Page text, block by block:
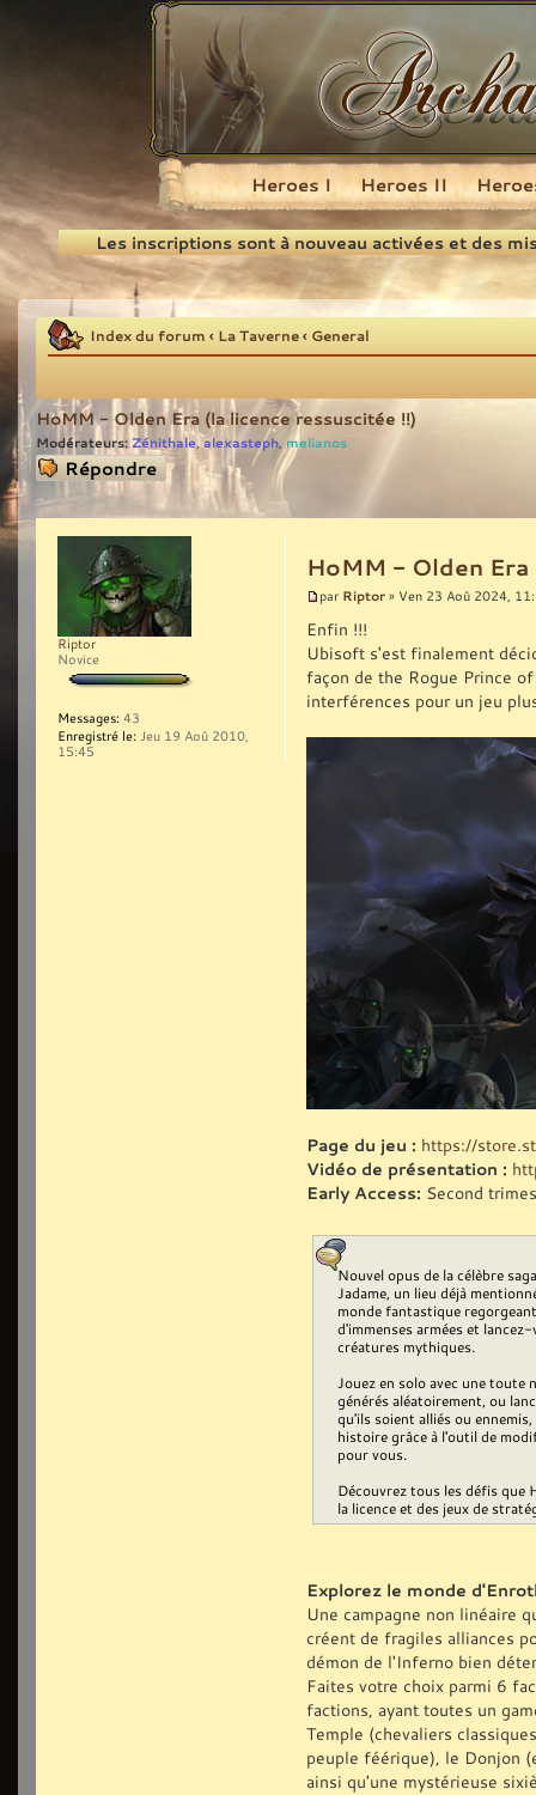
Recherche
Heroes I Heroes II
Les inscriptions sont à nouveau activées et des
Index du forum ‹ La Taverne‹ General
HoMM - Olden Era (la licence ressuscitée !!)
Modérateurs: Zénithale,alexasteph, melianos
Répondre
HoMM - Olden
par Riptor » Ven 23 Aoû 2024,
Enfin !!!
Ubisoft s'est finalement
façon de the Rogue Prince
interférences pour un jeu
Page du jeu : https://
Vidéo de présentation :
Early Access: Second
Nouvel opus de la célèbre
Jadame, un lieu déjà
monde fantastique
d'immenses armées et
créatures mythiques.
Jouez en solo avec une toute
générés aléatoirement, ou
qu'ils soient alliés ou
histoire grâce à l'outil de
pour vous.
Découvrez tous les défis que
la licence et des jeux de
Explorez le monde
Une campagne non linéaire
créent de fragiles alliances
démon de l'Inferno bien
Faites votre choix parmi 6
factions, ayant toutes un
Temple (chevaliers
peuple féérique), le Donjon
ainsi qu'une mystérieuse
Riptor
Novice
Messages: 43
Enregistré le: Jeu 19 Aoû 2010,
15:45